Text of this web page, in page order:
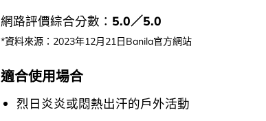
網路評價綜合分數： 5.0／5.0
*資料來源：2023年12月21日Banila官方網站
適合使用場合
烈日炎炎或悶熱出汗的戶外活動